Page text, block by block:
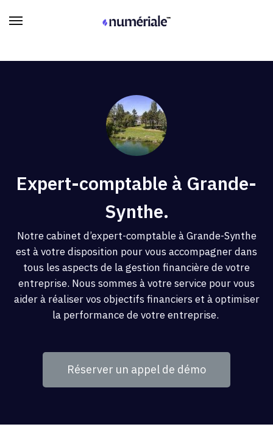
Expert-comptable à Grande-
Synthe.
Notre cabinet d’expert-comptable à Grande-Synthe
est à votre disposition pour vous accompagner dans
tous les aspects de la gestion financière de votre
entreprise. Nous sommes à votre service pour vous
aider à réaliser vos objectifs financiers et à optimiser
la performance de votre entreprise.
Réserver un appel de démo